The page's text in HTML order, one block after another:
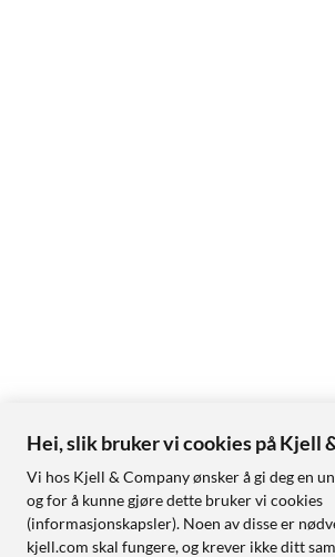
Hei, slik bruker vi cookies på Kjell
Vi hos Kjell & Company ønsker å gi deg en
og for å kunne gjøre dette bruker vi cookies
(informasjonskapsler). Noen av disse er
kjell.com skal fungere, og krever ikke ditt